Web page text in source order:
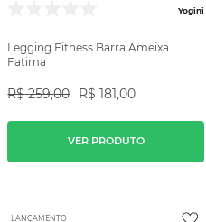
Yogini
Legging Fitness Barra Ameixa
Fatima
R$ 259,00 R$ 181,00
VER PRODUTO
LANÇAMENTO